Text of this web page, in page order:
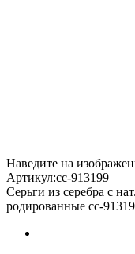
Наведите на
Артикул:сс-913199
Серьги из серебра с
родированные сс-